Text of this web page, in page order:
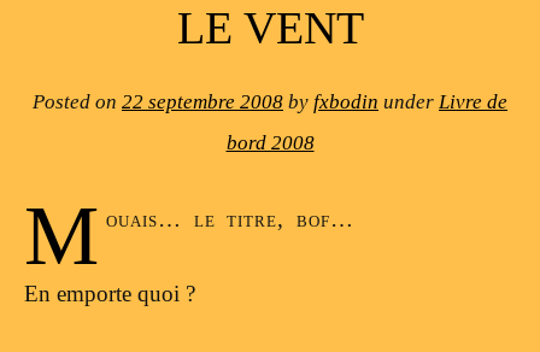
LE VENT
Posted on 22 septembre 2008 by fxbodin under Livre de
bord 2008
M ouais… le titre, bof…
En emporte quoi ?